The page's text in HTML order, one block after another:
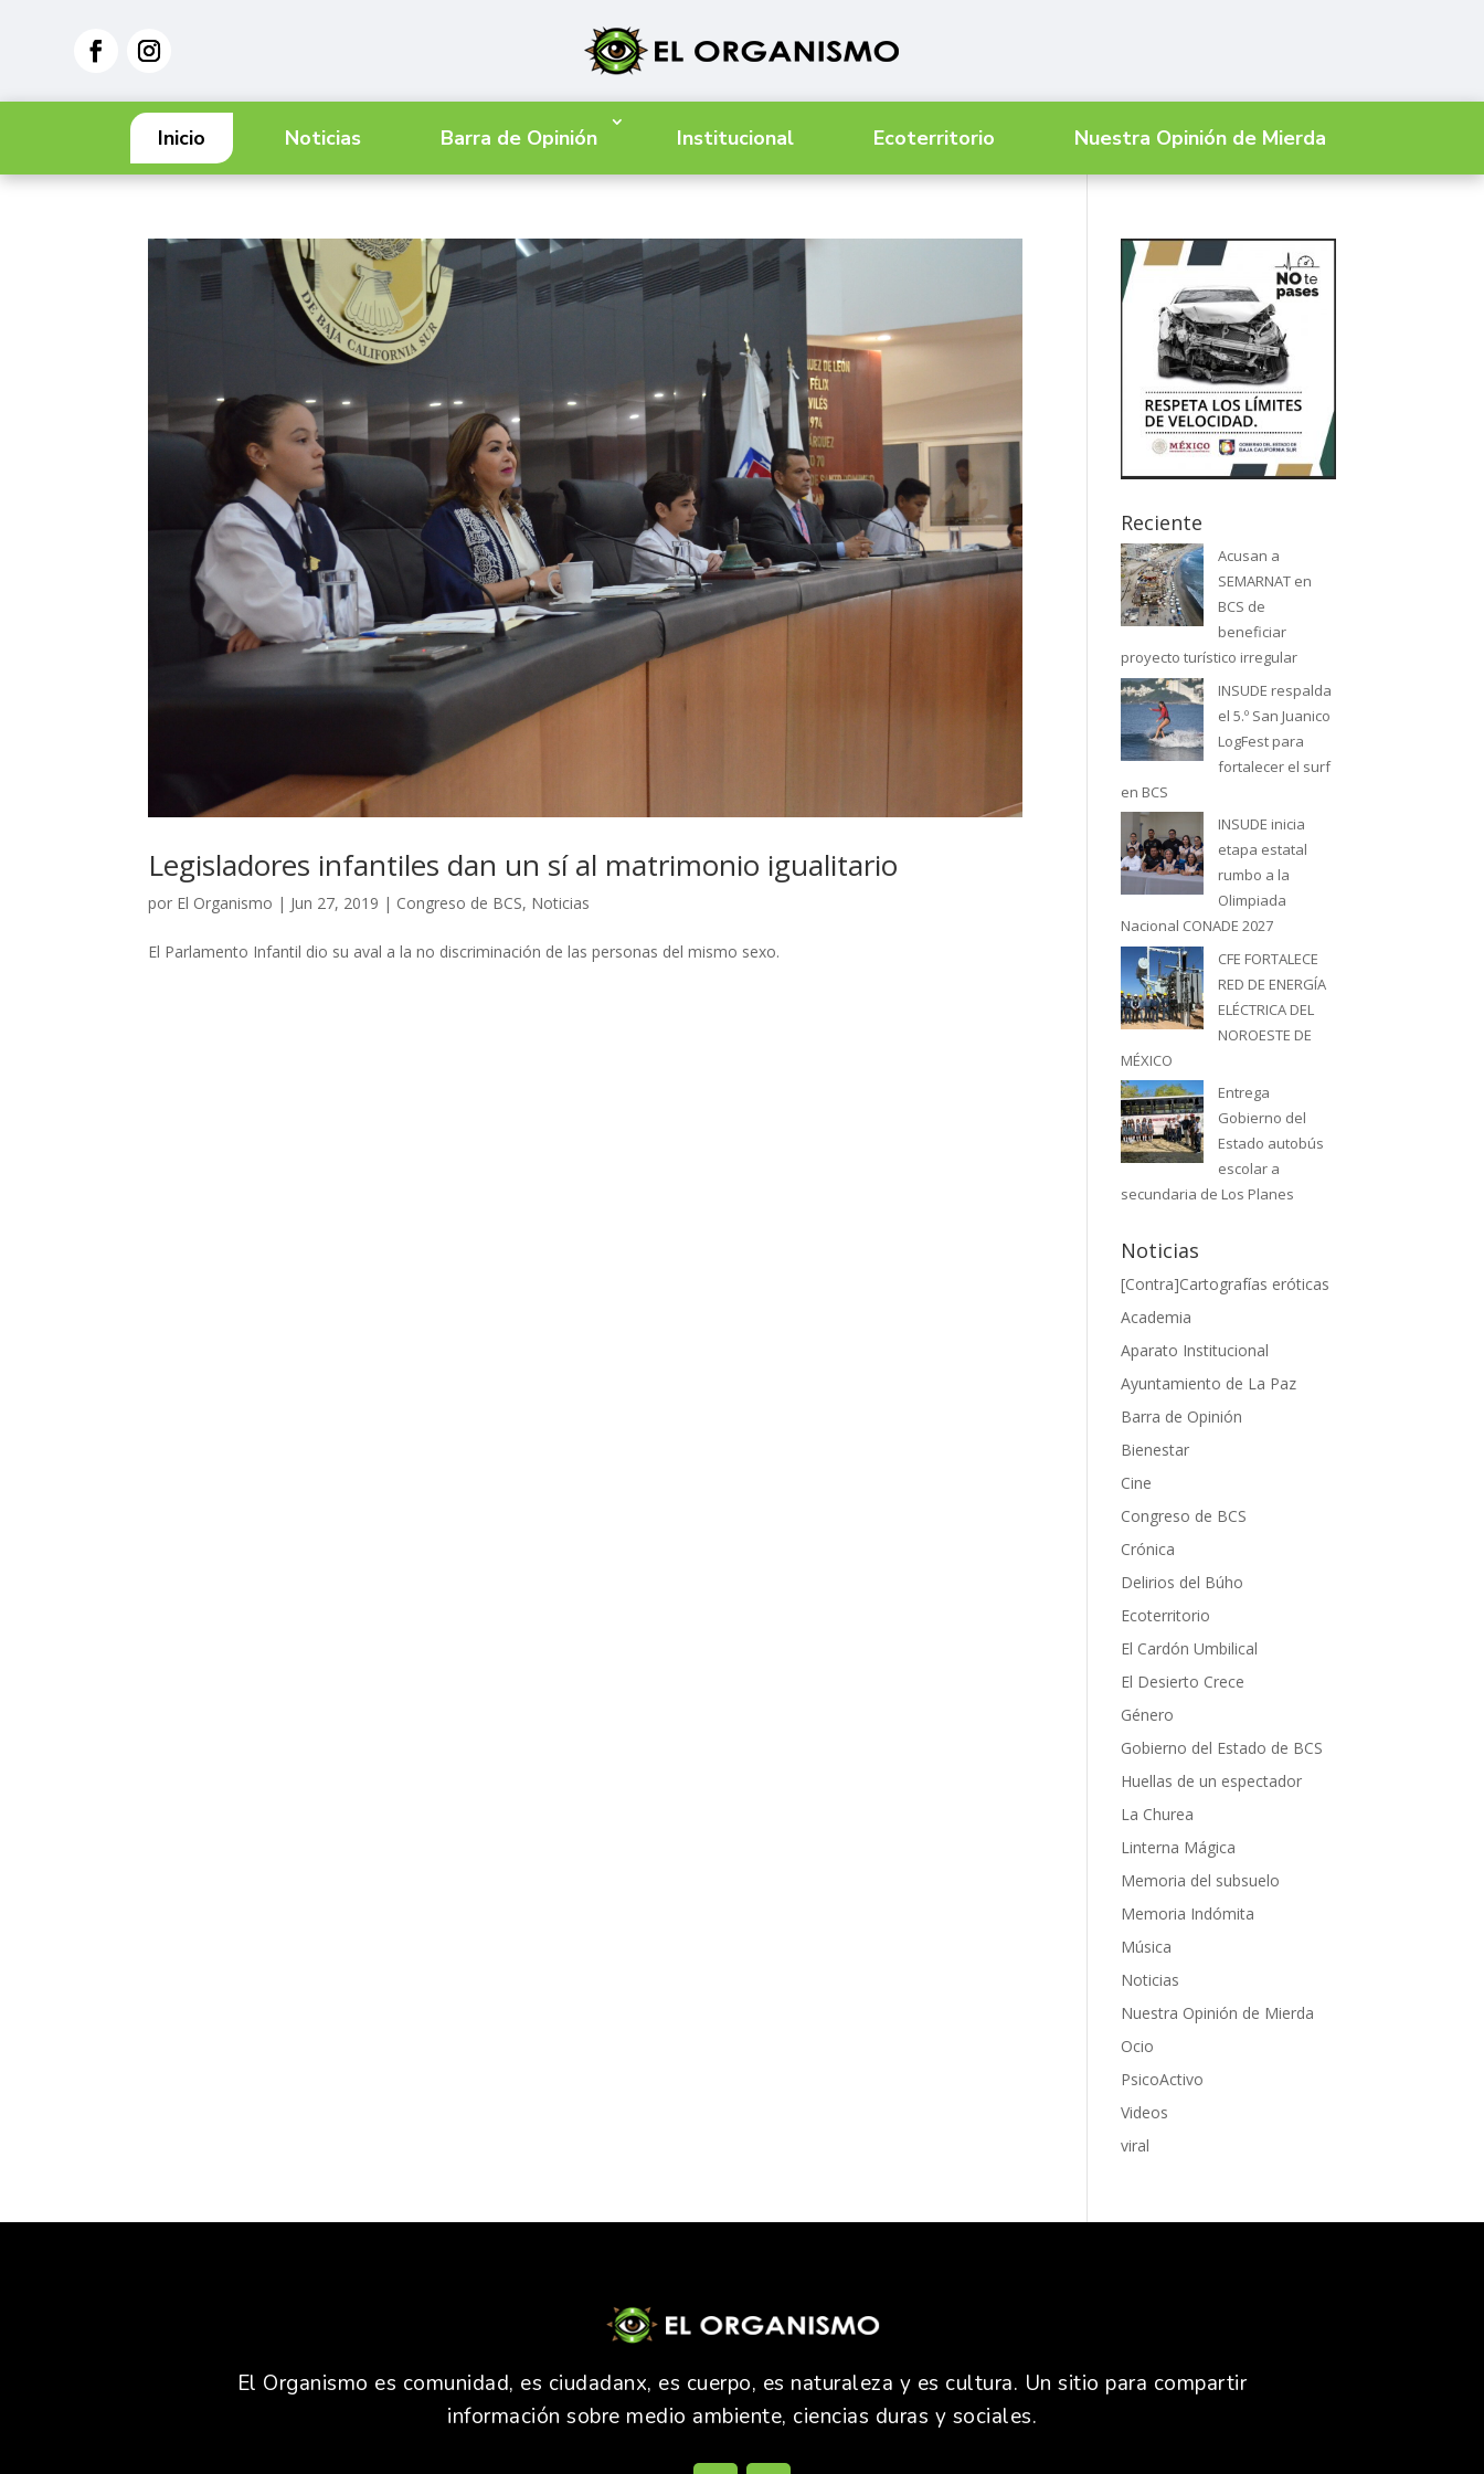
Inicio Noticias Barra de Opinión Institucional Ecoterritorio Nuestra Opinión de Mierda
Legisladores infantiles dan un sí al matrimonio igualitario
por El Organismo | Jun 27, 2019 | Congreso de BCS, Noticias
El Parlamento Infantil dio su aval a la no discriminación de las personas del mismo sexo.
Reciente
Acusan a
SEMARNAT en
BCS de
beneficiar
proyecto turístico irregular
INSUDE respalda
el 5.º San Juanico
LogFest para
fortalecer el surf
en BCS
INSUDE inicia
etapa estatal
rumbo a la
Olimpiada
Nacional CONADE 2027
CFE FORTALECE
RED DE ENERGÍA
ELÉCTRICA DEL
NOROESTE DE
MÉXICO
Entrega
Gobierno del
Estado autobús
escolar a
secundaria de Los Planes
Noticias
[Contra]Cartografías eróticas
Academia
Aparato Institucional
Ayuntamiento de La Paz
Barra de Opinión
Bienestar
Cine
Congreso de BCS
Crónica
Delirios del Búho
Ecoterritorio
El Cardón Umbilical
El Desierto Crece
Género
Gobierno del Estado de BCS
Huellas de un espectador
La Churea
Linterna Mágica
Memoria del subsuelo
Memoria Indómita
Música
Noticias
Nuestra Opinión de Mierda
Ocio
PsicoActivo
Videos
viral
El Organismo es comunidad, es ciudadanx, es cuerpo, es naturaleza y es cultura. Un sitio para compartir
información sobre medio ambiente, ciencias duras y sociales.